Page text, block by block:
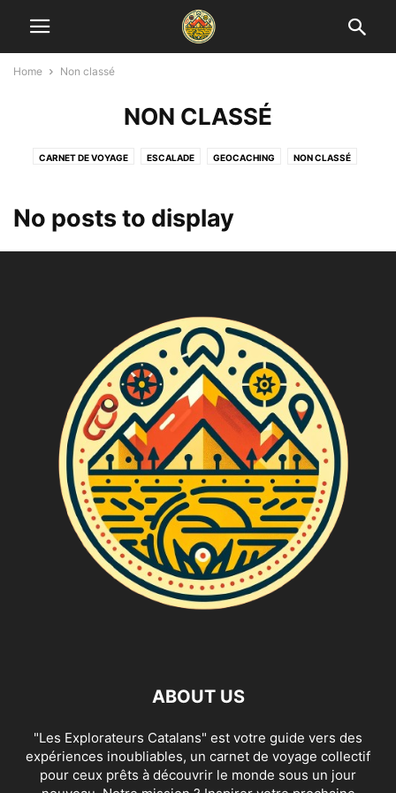
Home Non classé
NON CLASSÉ
CARNET DE VOYAGE ESCALADE GEOCACHING NON CLASSÉ
No posts to display
ABOUT US
"Les Explorateurs Catalans" est votre guide vers des
expériences inoubliables, un carnet de voyage collectif
pour ceux prêts à découvrir le monde sous un jour